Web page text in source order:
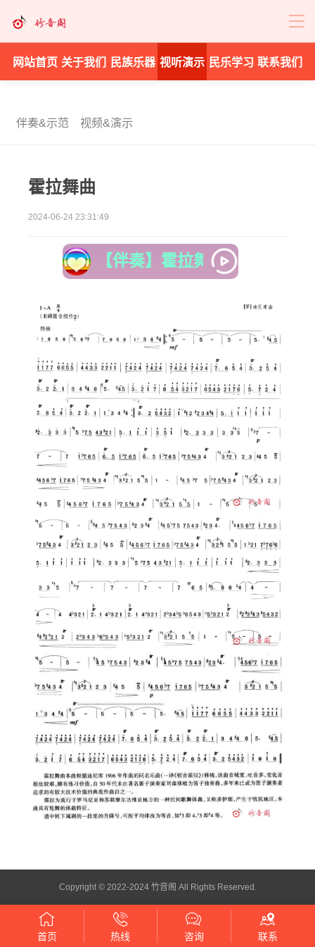
网站首页 关于我们 民族乐器 视听演示 民乐学习 联系我们
伴奏&示范 视频&演示
霍拉舞曲
2024-06-24 23:31:49
【伴奏】霍拉舞曲
00:00 01:39
首页 热线 咨询 联系
Copyright © 2022-2024 竹音阁 All Rights Reserved.